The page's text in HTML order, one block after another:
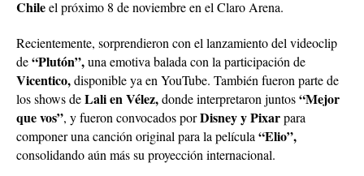
de“Plutón”,una emotiva balada con la participación de
Vicentico,disponible ya en YouTube. También fueron parte de
los shows deLali en Vélez,donde interpretaron juntos“Mejor
que vos”, y fueron convocados porDisney yPixarpara
componer una canción original para la película“Elio”,
consolidando aún más su proyección internacional.